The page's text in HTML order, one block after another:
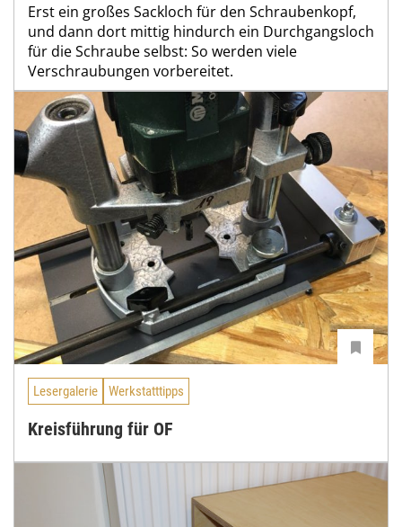
Erst ein großes Sackloch für den Schraubenkopf,
und dann dort mittig hindurch ein Durchgangsloch
für die Schraube selbst: So werden viele
Verschraubungen vorbereitet.
Lesergalerie Werkstatttipps
Kreisführung für OF